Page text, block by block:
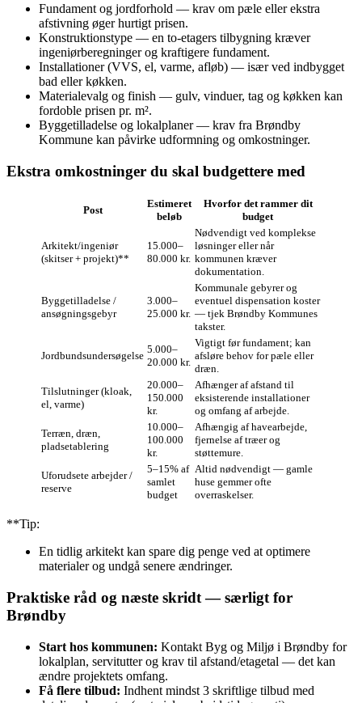
Fundament og jordforhold — krav om pæle eller ekstra
afstivning øger hurtigt prisen.
Konstruktionstype — en to‑etagers tilbygning kræver
ingeniørberegninger og kraftigere fundament.
Installationer (VVS, el, varme, afløb) — især ved indbygget
bad eller køkken.
Materialevalg og finish — gulv, vinduer, tag og køkken kan
fordoble prisen pr. m².
Byggetilladelse og lokalplaner — krav fra Brøndby
Kommune kan påvirke udformning og omkostninger.
Ekstra omkostninger du skal budgettere med
Post
Estimeret
beløb
Hvorfor det rammer dit
budget
Arkitekt/ingeniør
(skitser + projekt)**
15.000–
80.000 kr.
Nødvendigt ved komplekse
løsninger eller når
kommunen kræver
dokumentation.
Byggetilladelse /
ansøgningsgebyr
3.000–
25.000 kr.
Kommunale gebyrer og
eventuel dispensation koster
— tjek Brøndby Kommunes
takster.
Jordbundsundersøgelse
5.000–
20.000 kr.
Vigtigt før fundament; kan
afsløre behov for pæle eller
dræn.
Tilslutninger (kloak,
el, varme)
20.000–
150.000
kr.
Afhænger af afstand til
eksisterende installationer
og omfang af arbejde.
Terræn, dræn,
pladsetablering
10.000–
100.000
kr.
Afhængig af havearbejde,
fjernelse af træer og
støttemure.
Uforudsete arbejder /
reserve
5–15% af
samlet
budget
Altid nødvendigt — gamle
huse gemmer ofte
overraskelser.
**Tip:
En tidlig arkitekt kan spare dig penge ved at optimere
materialer og undgå senere ændringer.
Praktiske råd og næste skridt — særligt for
Brøndby
Start hos kommunen: Kontakt Byg og Miljø i Brøndby for
lokalplan, servitutter og krav til afstand/etagetal — det kan
ændre projektets omfang.
Få flere tilbud: Indhent mindst 3 skriftlige tilbud med